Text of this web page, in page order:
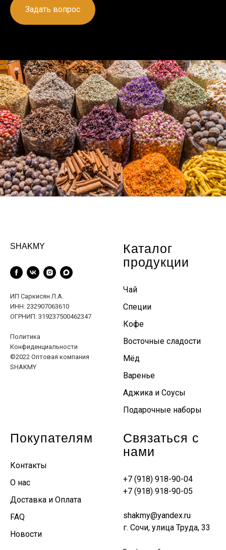
Задать вопрос
SHAKMY
ИП Саркисян Л.А.
ИНН: 232907063610
ОГРНИП: 319237500462347
Политика
Конфиденциальности
©2022 Оптовая компания
SHAKMY
Каталог
продукции
Чай
Специи
Кофе
Восточные сладости
Мёд
Варенье
Аджика и Соусы
Подарочные наборы
Покупателям
Контакты
О нас
Доставка и Оплата
FAQ
Новости
Связаться с
нами
+7 (918) 918-90-04
+7 (918) 918-90-05
shakmy@yandex.ru
г. Сочи, улица Труда, 33